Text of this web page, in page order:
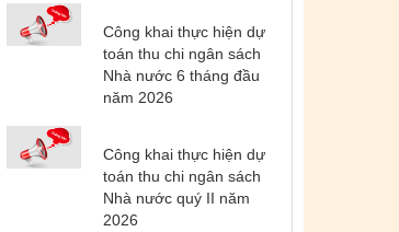
Công khai thực hiện dự
toán thu chi ngân sách
Nhà nước 6 tháng đầu
năm 2026
Công khai thực hiện dự
toán thu chi ngân sách
Nhà nước quý II năm
2026